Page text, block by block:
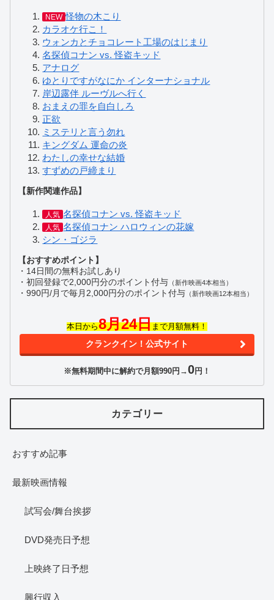
NEW 怪物の木こり
カラオケ行こ！
ウォンカとチョコレート工場のはじまり
名探偵コナン vs. 怪盗キッド
アナログ
ゆとりですがなにか インターナショナル
岸辺露伴 ルーヴルへ行く
おまえの罪を自白しろ
正欲
ミステリと言う勿れ
キングダム 運命の炎
わたしの幸せな結婚
すずめの戸締まり
【新作関連作品】
人気 名探偵コナン vs. 怪盗キッド
人気 名探偵コナン ハロウィンの花嫁
シン・ゴジラ
【おすすめポイント】
・14日間の無料お試しあり
・初回登録で2,000円分のポイント付与 （新作映画4本相当）
・990円/月で毎月2,000円分のポイント付与 （新作映画12本相当）
本日から8月24日まで月額無料！
クランクイン！公式サイト
※無料期間中に解約で月額990円→0円！
カテゴリー
おすすめ記事
最新映画情報
試写会/舞台挨拶
DVD発売日予想
上映終了日予想
興行収入